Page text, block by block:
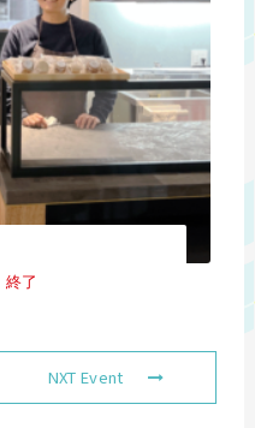
終了
NXT Event